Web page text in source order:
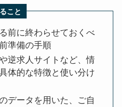
こと
前に終わらせておくべ
準備の手順
逆求人サイトなど、情
体的な特徴と使い分け
データを用いた、ご自